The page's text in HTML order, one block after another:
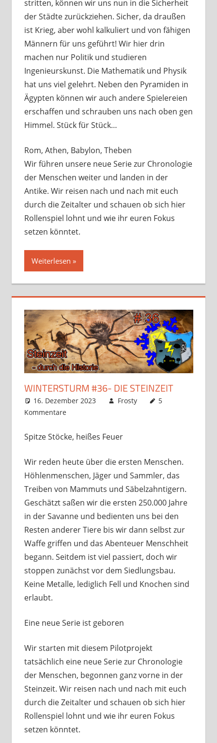
stritten, können wir uns nun in die Sicherheit
der Städte zurückziehen. Sicher, da draußen
ist Krieg, aber wohl kalkuliert und von fähigen
Männern für uns geführt! Wir hier drin
machen nur Politik und studieren
Ingenieurskunst. Die Mathematik und Physik
hat uns viel gelehrt. Neben den Pyramiden in
Ägypten können wir auch andere Spielereien
erschaffen und schrauben uns nach oben gen
Himmel. Stück für Stück…
Rom, Athen, Babylon, Theben
Wir führen unsere neue Serie zur Chronologie
der Menschen weiter und landen in der
Antike. Wir reisen nach und nach mit euch
durch die Zeitalter und schauen ob sich hier
Rollenspiel lohnt und wie ihr euren Fokus
setzen könntet.
Weiterlesen
WINTERSTURM #36- DIE STEINZEIT
16. Dezember 2023 Frosty
5
Kommentare
Spitze Stöcke, heißes Feuer
Wir reden heute über die ersten Menschen.
Höhlenmenschen, Jäger und Sammler, das
Treiben von Mammuts und Säbelzahntigern.
Geschätzt saßen wir die ersten 250.000 Jahre
in der Savanne und bedienten uns bei den
Resten anderer Tiere bis wir dann selbst zur
Waffe griffen und das Abenteuer Menschheit
begann. Seitdem ist viel passiert, doch wir
stoppen zunächst vor dem Siedlungsbau.
Keine Metalle, lediglich Fell und Knochen sind
erlaubt.
Eine neue Serie ist geboren
Wir starten mit diesem Pilotprojekt
tatsächlich eine neue Serie zur Chronologie
der Menschen, begonnen ganz vorne in der
Steinzeit. Wir reisen nach und nach mit euch
durch die Zeitalter und schauen ob sich hier
Rollenspiel lohnt und wie ihr euren Fokus
setzen könntet.